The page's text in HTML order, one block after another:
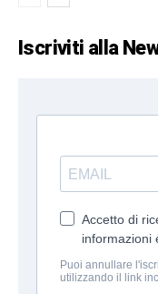
Iscriviti alla